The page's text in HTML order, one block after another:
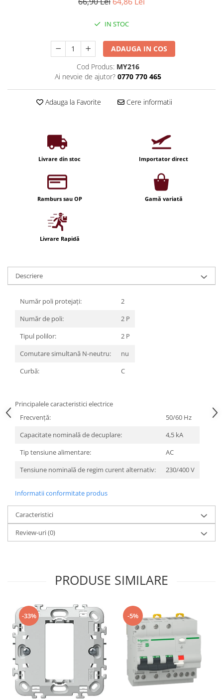
Becuri LED Decor
Profil aluminiu
Tub LED
Becuri LED Smart
Becuri LED cu filament
Corpuri de emergenta
Uncategorized
Aplica LED
Profil banda LED
Iluminat decorativ de Craciun
IN STOC
ADAUGA IN COS
Cod Produs: MY216
Ai nevoie de ajutor? 0770 770 465
Adauga la Favorite Cere informatii
Livrare din stoc Importator direct
Ramburs sau OP Gamă variată
Livrare Rapidă
Descriere
Număr poli protejați:
2
Număr de poli:
2 P
Tipul polilor:
2 P
Comutare simultană N-neutru:
nu
Curbă:
C
Principalele caracteristici electrice
Frecvenţă:
50/60 Hz
Capacitate nominală de decuplare:
4,5 kA
Tip tensiune alimentare:
AC
Tensiune nominală de regim curent alternativ:
230/400 V
Informatii conformitate produs
Caracteristici
Review-uri(0)
PRODUSE SIMILARE
-33% -5%